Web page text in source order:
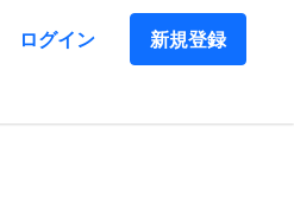
ログイン 新規登録